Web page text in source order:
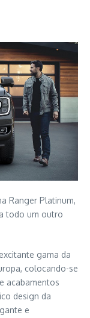
Ranger Platinum,
todo um outro
gama da
colocando-se
acabamentos
design da
e